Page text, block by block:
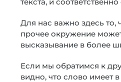
Для нас важно здесь то,
прочее окружение
высказывание в более
Если мы обратимся к
видно, что слово имеет